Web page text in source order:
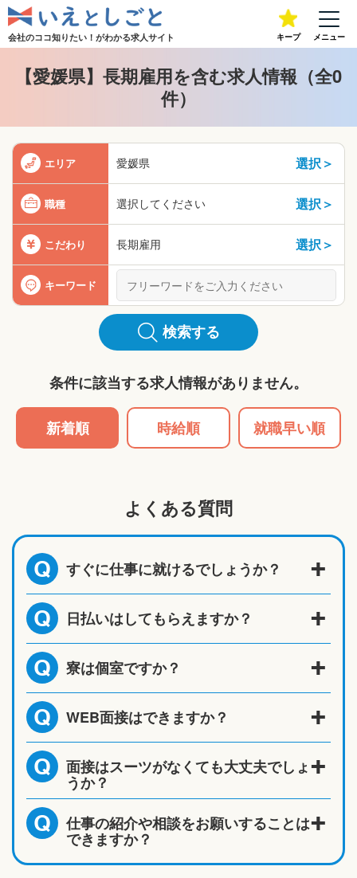
会社のココ知りたい！がわかる求人サイト キープ メニュー
【愛媛県】長期雇用を含む求人情報（全0
件）
エリア 愛媛県 選択＞
職種 選択してください 選択＞
こだわり 長期雇用 選択＞
キーワード
検索する
条件に該当する求人情報がありません。
新着順 時給順 就職早い順
よくある質問
Q すぐに仕事に就けるでしょうか？
Q 日払いはしてもらえますか？
Q 寮は個室ですか？
Q WEB面接はできますか？
Q 面接はスーツがなくても大丈夫でしょ
うか？
Q 仕事の紹介や相談をお願いすることは
できますか？